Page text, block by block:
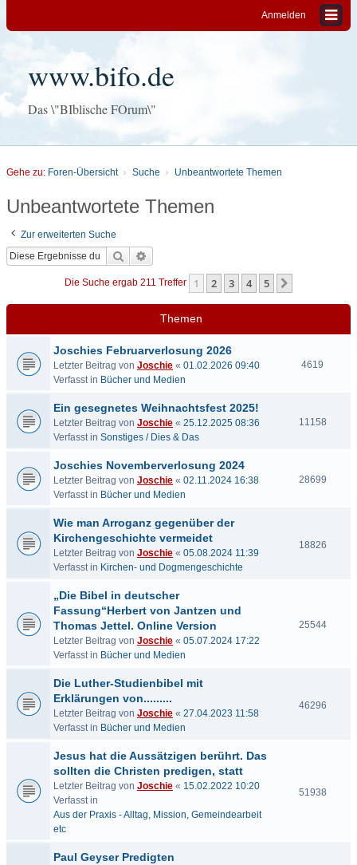
Anmelden
www.bifo.de
Das \"BIblische FOrum\"
Gehe zu: Foren-Übersicht Suche Unbeantwortete Themen
Unbeantwortete Themen
Zur erweiterten Suche
Suche
Die Suche ergab 211 Treffer 1 2 3 4 5
Themen
Joschies Februarverlosung 2026
Letzter Beitrag von Joschie « 01.02.2026 09:40
Verfasst in Bücher und Medien
4619
Ein gesegnetes Weihnachtsfest 2025!
Letzter Beitrag von Joschie « 25.12.2025 08:36
Verfasst in Sonstiges / Dies & Das
11158
Joschies Novemberverlosung 2024
Letzter Beitrag von Joschie « 02.11.2024 16:38
Verfasst in Bücher und Medien
28699
Wie man Arroganz gegenüber der
Kirchengeschichte vermeidet
Letzter Beitrag von Joschie « 05.08.2024 11:39
Verfasst in Kirchen- und Dogmengeschichte
18826
„Die Bibel in deutscher
Fassung“Herbert von Jantzen und
Thomas Jettel. Online Version
Letzter Beitrag von Joschie « 05.07.2024 17:22
Verfasst in Bücher und Medien
25544
Die Luther-Studienbibel mit
Erklärungen von.........
Letzter Beitrag von Joschie « 27.04.2023 11:58
Verfasst in Bücher und Medien
46296
Jesus hat die Aussätzigen berührt. Das
sollten die Christen predigen, statt
Letzter Beitrag von Joschie « 15.02.2022 10:20
Verfasst in
Aus der Praxis - Alltag, Mission, Gemeindearbeit
etc
51938
Paul Geyser Predigten